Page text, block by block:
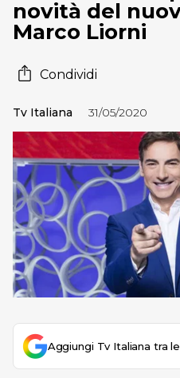
novità del
Marco Liorni
Condividi
Tv Italiana 31/05/2020
Aggiungi Tv Italiana tra